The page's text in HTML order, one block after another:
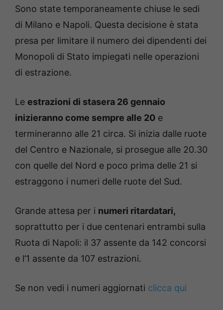
Sono state temporaneamente chiuse le sedi
di Milano e Napoli. Questa decisione è stata
presa per limitare il numero dei dipendenti dei
Monopoli di Stato impiegati nelle operazioni
di estrazione.
Le estrazioni di stasera 26 gennaio
inizieranno come sempre alle 20 e
termineranno alle 21 circa. Si inizia dalle ruote
del Centro e Nazionale, si prosegue alle 20.30
con quelle del Nord e poco prima delle 21 si
estraggono i numeri delle ruote del Sud.
Grande attesa per i numeri ritardatari,
soprattutto per i due centenari entrambi sulla
Ruota di Napoli: il 37 assente da 142 concorsi
e l’1 assente da 107 estrazioni.
Se non vedi i numeri aggiornati clicca qui